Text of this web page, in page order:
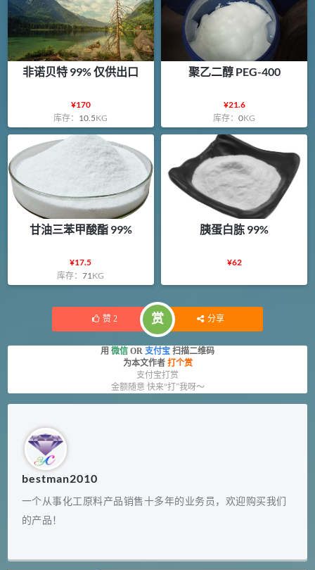
非诺贝特 99% 仅供出口
¥170
库存： 10.5KG
聚乙二醇 PEG-400
¥21.6
库存：0KG
甘油三苯甲酸酯 99%
¥17.5
库存：71KG
胰蛋白胨 99%
¥62
赞 2 赏 分享
用 微信 OR 支付宝 扫描二维码
为本文作者 打个赏
支付宝打赏
金额随意 快来“打”我呀～
bestman2010
一个从事化工原料产品销售十多年的业务员，欢迎购买我们
的产品！